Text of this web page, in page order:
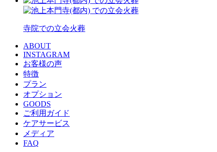
寺院での立会火葬
ABOUT
INSTAGRAM
お客様の声
特徴
プラン
オプション
GOODS
ご利用ガイド
ケアサービス
メディア
FAQ